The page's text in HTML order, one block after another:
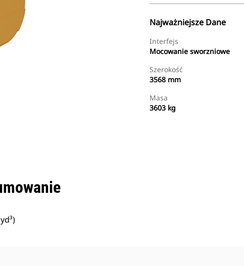
Najważniejsze Dane
Interfejs
Mocowanie sworzniowe
Szerokość
3568 mm
Masa
3603 kg